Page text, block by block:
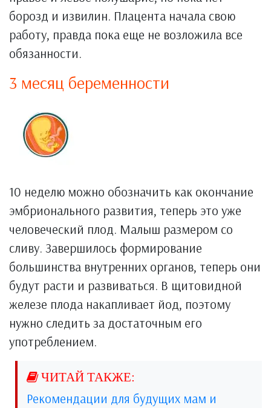
борозд и извилин. Плацента начала свою
работу, правда пока еще не возложила все
обязанности.
3 месяц беременности
10 неделю можно обозначить как окончание
эмбрионального развития, теперь это уже
человеческий плод. Малыш размером со
сливу. Завершилось формирование
большинства внутренних органов, теперь они
будут расти и развиваться. В щитовидной
железе плода накапливает йод, поэтому
нужно следить за достаточным его
употреблением.
Рекомендации для будущих мам и